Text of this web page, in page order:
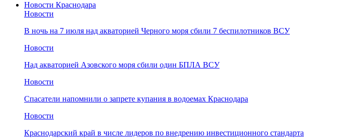
Новости Краснодара
Новости
В ночь на 7 июля над акваторией Черного моря сбили 7 беспилотников ВСУ
Новости
Над акваторией Азовского моря сбили один БПЛА ВСУ
Новости
Спасатели напомнили о запрете купания в водоемах Краснодара
Новости
Краснодарский край в числе лидеров по внедрению инвестиционного стандарта